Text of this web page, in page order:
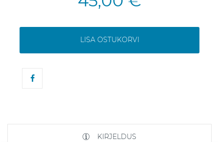
LISA OSTUKORVI
KIRJELDUS